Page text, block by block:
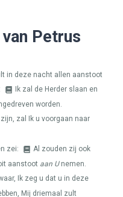
Petrus
in deze nacht allen aanstoot
Ik zal de Herder slaan en
worden.
zal Ik u voorgaan naar
zei:
Al zouden zij ook
aanstoot aan Unemen.
Ik zeg u dat u in deze
Mij driemaal zult